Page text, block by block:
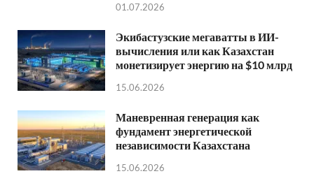
01.07.2026
Экибастузские мегаватты в ИИ-
вычисления или как Казахстан
монетизирует энергию на $10 млрд
15.06.2026
Маневренная генерация как
фундамент энергетической
независимости Казахстана
15.06.2026